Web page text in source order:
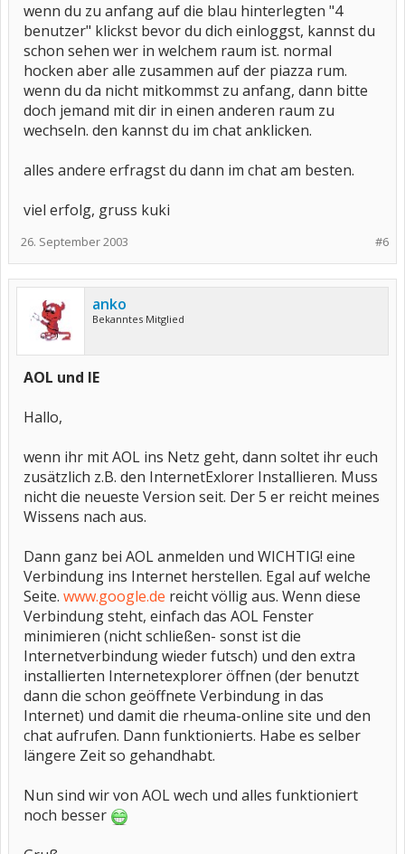
wenn du zu anfang auf die blau hinterlegten "4
benutzer" klickst bevor du dich einloggst, kannst du
schon sehen wer in welchem raum ist. normal
hocken aber alle zusammen auf der piazza rum.
wenn du da nicht mitkommst zu anfang, dann bitte
doch jemand mit dir in einen anderen raum zu
wechseln. den kannst du im chat anklicken.
alles andere erfragst du dann im chat am besten.
viel erfolg, gruss kuki
#6
26. September 2003
anko
Bekanntes Mitglied
AOL und IE
Hallo,
wenn ihr mit AOL ins Netz geht, dann soltet ihr euch
zusätzlich z.B. den InternetExlorer Installieren. Muss
nicht die neueste Version seit. Der 5 er reicht meines
Wissens nach aus.
Dann ganz bei AOL anmelden und WICHTIG! eine
Verbindung ins Internet herstellen. Egal auf welche
Seite. www.google.de reicht völlig aus. Wenn diese
Verbindung steht, einfach das AOL Fenster
minimieren (nicht schließen- sonst ist die
Internetverbindung wieder futsch) und den extra
installierten Internetexplorer öffnen (der benutzt
dann die schon geöffnete Verbindung in das
Internet) und damit die rheuma-online site und den
chat aufrufen. Dann funktionierts. Habe es selber
längere Zeit so gehandhabt.
Nun sind wir von AOL wech und alles funktioniert
noch besser